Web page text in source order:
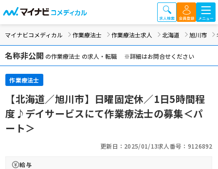
マイナビコメディカル 作業療法士 作業療法士求人 北海道 旭川市
名称非公開 の作業療法士 の求人・転職 ※詳細はお問合せください
作業療法士
【北海道／旭川市】日曜固定休／1日5時間程
度♪デイサービスにて作業療法士の募集＜パ
ート＞
更新日：2025/01/13求人番号：9126892
給与